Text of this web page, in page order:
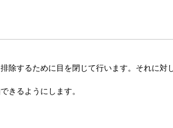
除するために目を閉じて行います。それに対
きるようにします。